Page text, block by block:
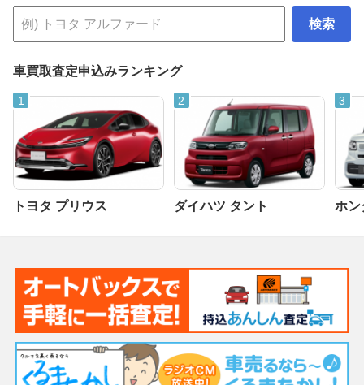
検索
車買取査定申込みランキング
トヨタ プリウス ダイハツ タント ホン